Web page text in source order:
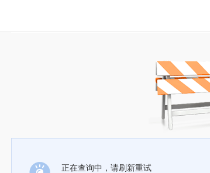
正在查询中，请刷新重试